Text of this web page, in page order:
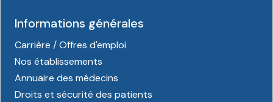
Informations générales
Carrière / Offres d'emploi
Nos établissements
Annuaire des médecins
Droits et sécurité des patients